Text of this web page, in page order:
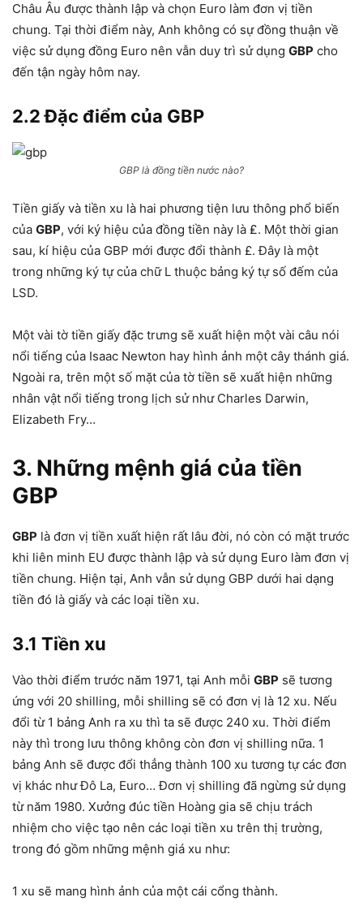
Châu Âu được thành lập và chọn Euro làm đơn vị tiền
chung. Tại thời điểm này, Anh không có sự đồng thuận về
việc sử dụng đồng Euro nên vẫn duy trì sử dụng GBP cho
đến tận ngày hôm nay.
2.2 Đặc điểm của GBP
GBP là đồng tiền nước nào?
Tiền giấy và tiền xu là hai phương tiện lưu thông phổ biến
của GBP, với ký hiệu của đồng tiền này là ₤. Một thời gian
sau, kí hiệu của GBP mới được đổi thành £. Đây là một
trong những ký tự của chữ L thuộc bảng ký tự số đếm của
LSD.
Một vài tờ tiền giấy đặc trưng sẽ xuất hiện một vài câu nói
nổi tiếng của Isaac Newton hay hình ảnh một cây thánh giá.
Ngoài ra, trên một số mặt của tờ tiền sẽ xuất hiện những
nhân vật nổi tiếng trong lịch sử như Charles Darwin,
Elizabeth Fry…
3. Những mệnh giá của tiền
GBP
GBP là đơn vị tiền xuất hiện rất lâu đời, nó còn có mặt trước
khi liên minh EU được thành lập và sử dụng Euro làm đơn vị
tiền chung. Hiện tại, Anh vẫn sử dụng GBP dưới hai dạng
tiền đó là giấy và các loại tiền xu.
3.1 Tiền xu
Vào thời điểm trước năm 1971, tại Anh mỗi GBP sẽ tương
ứng với 20 shilling, mỗi shilling sẽ có đơn vị là 12 xu. Nếu
đổi từ 1 bảng Anh ra xu thì ta sẽ được 240 xu. Thời điểm
này thì trong lưu thông không còn đơn vị shilling nữa. 1
bảng Anh sẽ được đổi thẳng thành 100 xu tương tự các đơn
vị khác như Đô La, Euro… Đơn vị shilling đã ngừng sử dụng
từ năm 1980. Xưởng đúc tiền Hoàng gia sẽ chịu trách
nhiệm cho việc tạo nên các loại tiền xu trên thị trường,
trong đó gồm những mệnh giá xu như:
1 xu sẽ mang hình ảnh của một cái cổng thành.